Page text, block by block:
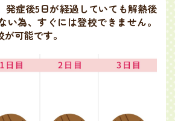
発症後5日が経過していても解熱後
い為、すぐには登校できません。
可能です。